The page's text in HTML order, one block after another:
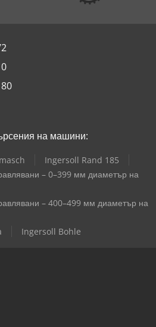
на машини:
Ingersoll Rand 185
– 0–399 мм диаметър на
– 400–499 мм диаметър на
Ingersoll Bohle